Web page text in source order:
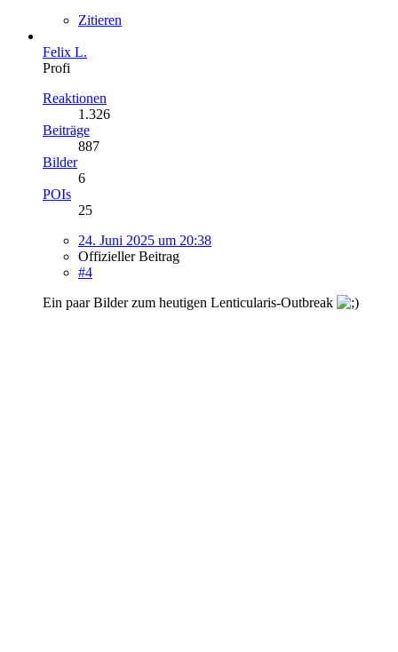
Zitieren
Felix L.
Profi
Reaktionen
1.326
Beiträge
887
Bilder
6
POIs
25
24. Juni 2025 um 20:38
Offizieller Beitrag
#4
Ein paar Bilder zum heutigen Lenticularis-Outbreak